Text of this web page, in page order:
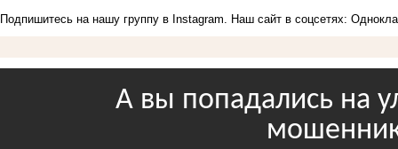
Подпишитесь на нашу группу в Instagram . Наш сайт в соцсетях: